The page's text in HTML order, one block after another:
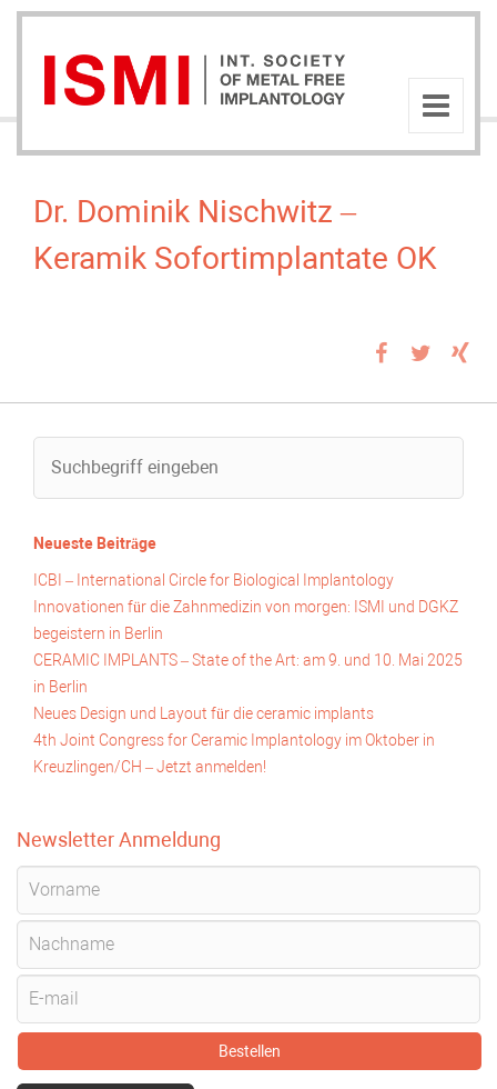
Dr. Dominik Nischwitz –
Keramik Sofortimplantate OK
Neueste Beiträge
ICBI – International Circle for Biological Implantology
Innovationen für die Zahnmedizin von morgen: ISMI und DGKZ
begeistern in Berlin
CERAMIC IMPLANTS – State of the Art: am 9. und 10. Mai 2025
in Berlin
Neues Design und Layout für die ceramic implants
4th Joint Congress for Ceramic Implantology im Oktober in
Kreuzlingen/CH – Jetzt anmelden!
Newsletter Anmeldung
Bestellen